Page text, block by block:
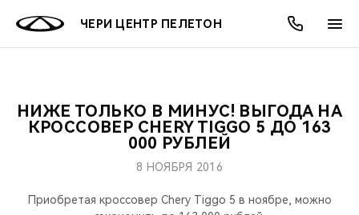
ЧЕРИ ЦЕНТР ПЕЛЕТОН
МОДЕЛИ
КРОССОВЕРЫ
ПОКУПАТЕЛЯМ
КРЕДИТ И СТРАХОВАНИЕ
ВЛАДЕЛЬЦАМ
ЗАПЧАСТИ И АКСЕССУАРЫ
МИР CHERY
О БРЕНДЕ
АКЦИИ
ОНЛАЙН СЕРВИСЫ
КРЕДИТ
О КОМПАНИИ
МЫ В СОЦСЕТЯХ
НИЖЕ ТОЛЬКО В МИНУС! ВЫГОДА НА
КРОССОВЕР CHERY TIGGO 5 ДО 163
000 РУБЛЕЙ
8 НОЯБРЯ 2016
Приобретая кроссовер Chery Tiggo 5 в ноябре, можно